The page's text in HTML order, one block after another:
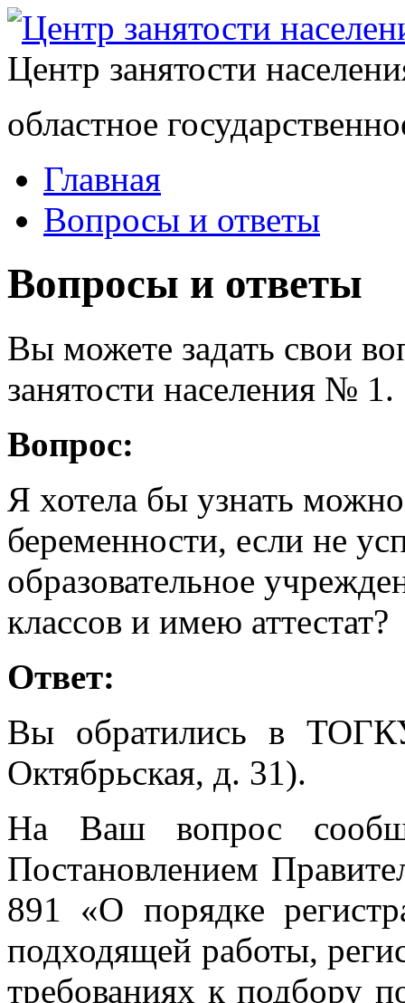
Центр занятости
областное
Главная
Вопросы и ответы
Вопросы и ответы
Вы можете задать свои
занятости населения № 1.
Вопрос:
Я хотела бы узнать
беременности, если не
образовательное
классов и имею аттестат?
Ответ:
Вы обратились в
Октябрьская, д. 31).
На Ваш вопрос
Постановлением
891 «О порядке
подходящей работы,
требованиях к подбору